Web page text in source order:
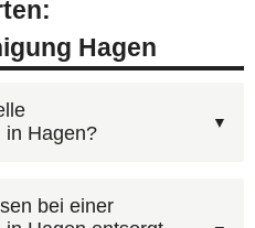
Hagen
in Hagen?
Sie unsere
bei einer